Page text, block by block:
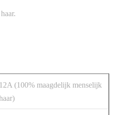
12A (100% maagdelijk menselijk